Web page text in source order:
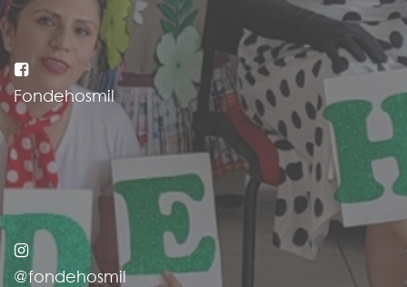
Fondehosmil
@fondehosmil